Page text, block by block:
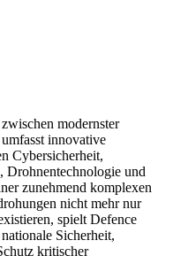
modernster
innovative
Cybersicherheit,
und
zunehmend komplexen
nicht mehr nur
spielt Defence
Sicherheit,
kritischer